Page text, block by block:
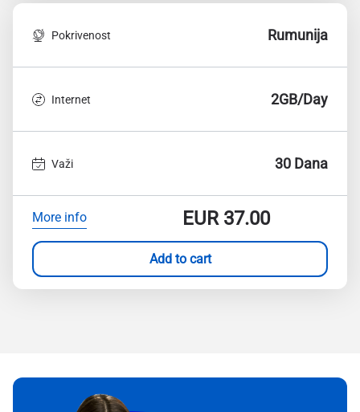
Pokrivenost Rumunija
Internet 2GB/Day
Važi 30 Dana
More info EUR37.00
Add to cart